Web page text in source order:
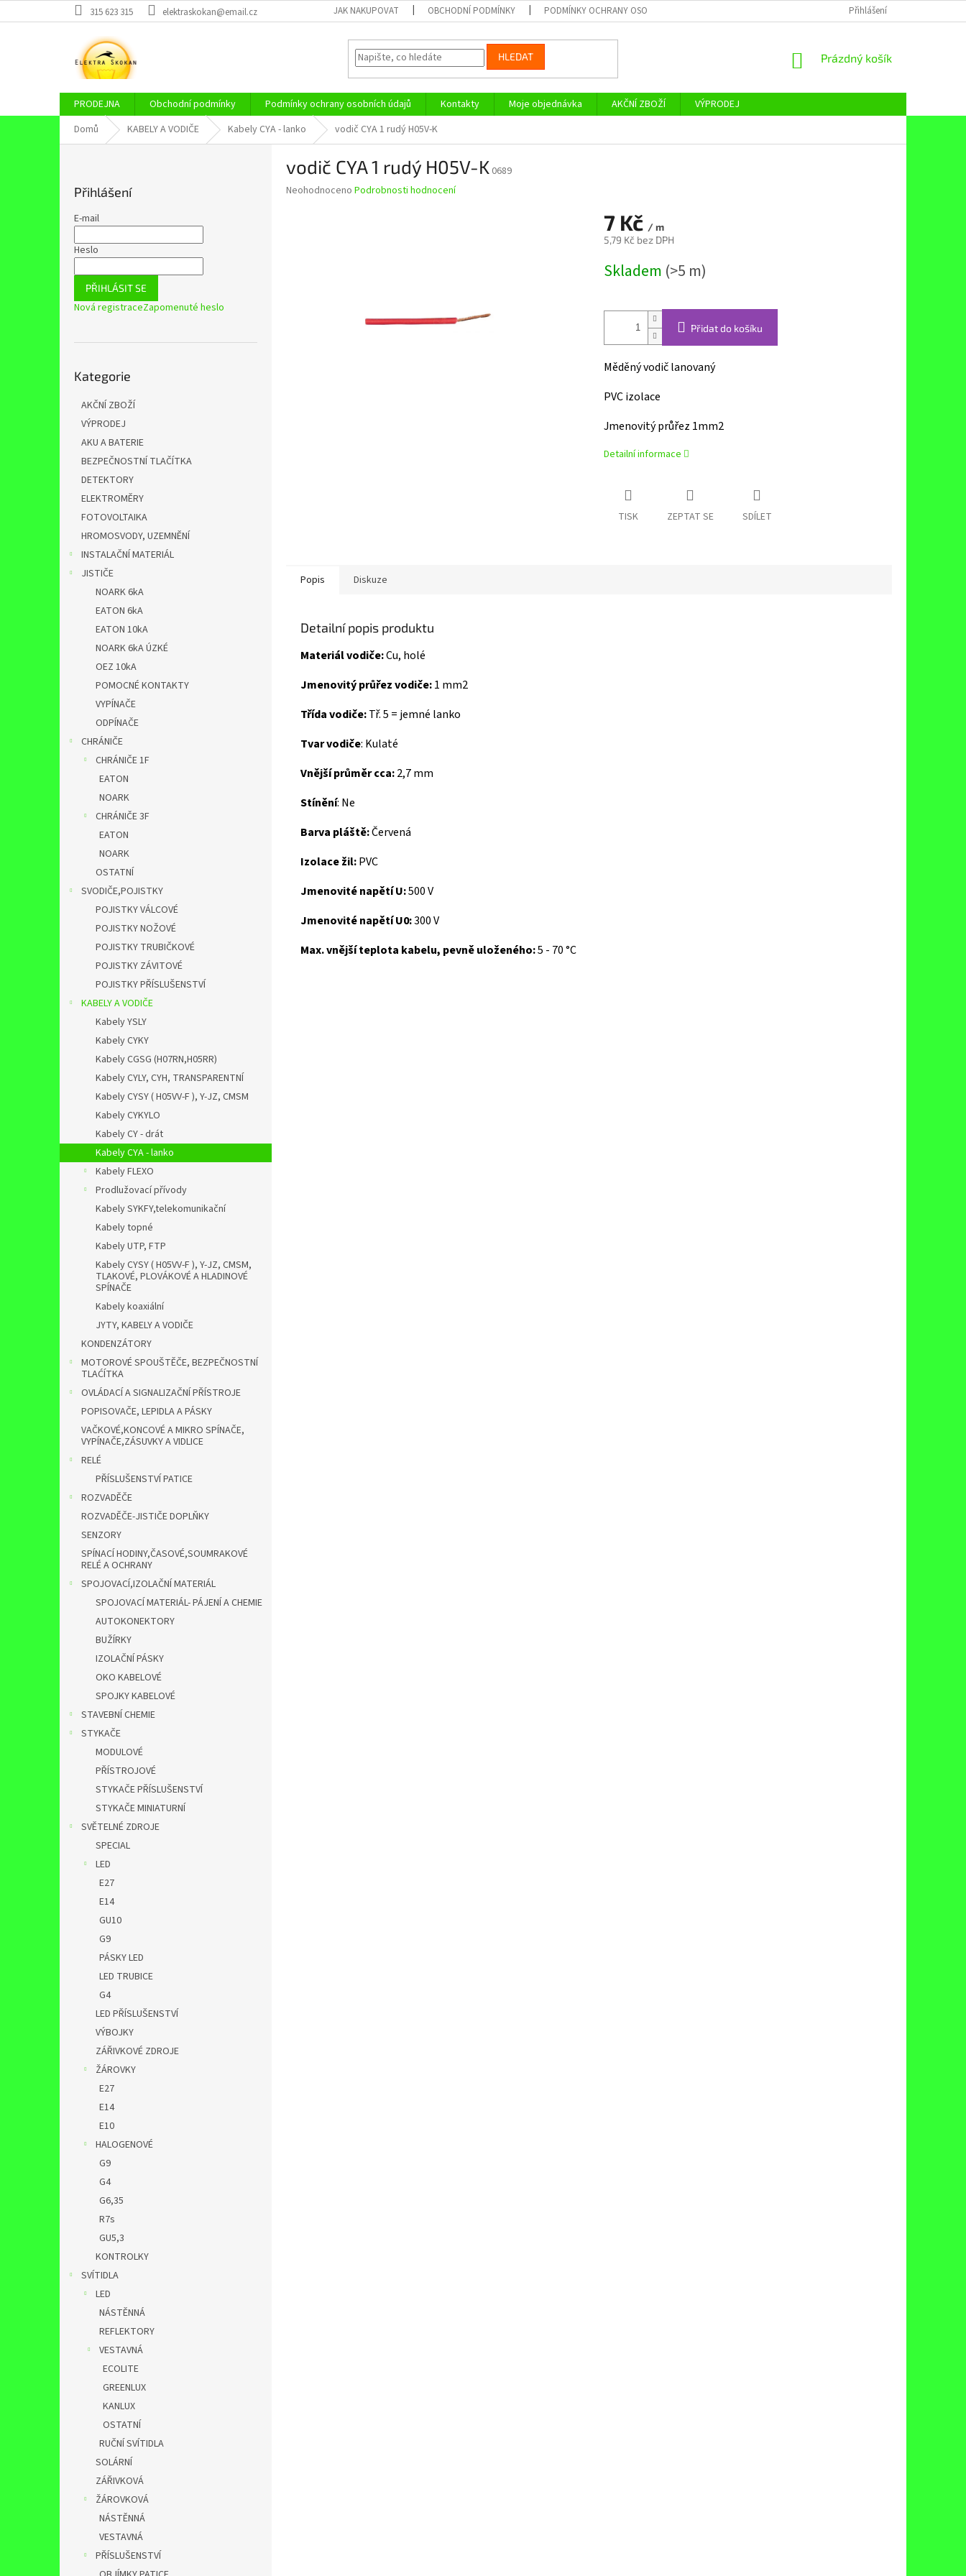
na
315 623 315 elektraskokan@email.cz JAK NAKUPOVAT OBCHODNÍ PODMÍNKY PODMÍNKY OCHRANY OSOBNÍCH ÚDAJŮ Přihlášení
HLEDAT
NÁKUPNÍ
Prázdný košík
PRODEJNA Obchodní podmínky Podmínky ochrany osobních údajů Kontakty Moje objednávka AKČNÍ ZBOŽÍ
VÝPRODEJ
Domů
KABELY A VODIČE Kabely CYA - lanko vodič CYA 1 rudý H05V-K
Přihlášení
E-mail
Heslo
PŘIHLÁSIT SE
Nová registraceZapomenuté heslo
kategorie
Kategorie
AKČNÍ ZBOŽÍ
VÝPRODEJ
AKU A BATERIE
BEZPEČNOSTNÍ TLAČÍTKA
DETEKTORY
ELEKTROMĚRY
FOTOVOLTAIKA
HROMOSVODY, UZEMNĚNÍ
INSTALAČNÍ MATERIÁL
JISTIČE
NOARK 6kA
EATON 6kA
EATON 10kA
NOARK 6kA ÚZKÉ
OEZ 10kA
POMOCNÉ KONTAKTY
VYPÍNAČE
ODPÍNAČE
CHRÁNIČE
CHRÁNIČE 1F
EATON
NOARK
CHRÁNIČE 3F
EATON
NOARK
OSTATNÍ
SVODIČE,POJISTKY
POJISTKY VÁLCOVÉ
POJISTKY NOŽOVÉ
POJISTKY TRUBIČKOVÉ
POJISTKY ZÁVITOVÉ
POJISTKY PŘÍSLUŠENSTVÍ
KABELY A VODIČE
Kabely YSLY
Kabely CYKY
Kabely CGSG (H07RN,H05RR)
Kabely CYLY, CYH, TRANSPARENTNÍ
Kabely CYSY ( H05VV-F ), Y-JZ, CMSM
Kabely CYKYLO
Kabely CY - drát
Kabely CYA - lanko
Kabely FLEXO
Prodlužovací přívody
Kabely SYKFY,telekomunikační
Kabely topné
Kabely UTP, FTP
Kabely CYSY ( H05VV-F ), Y-JZ, CMSM,
TLAKOVÉ, PLOVÁKOVÉ A HLADINOVÉ
SPÍNAČE
Kabely koaxiální
JYTY, KABELY A VODIČE
KONDENZÁTORY
MOTOROVÉ SPOUŠTĚČE, BEZPEČNOSTNÍ
TLAĆÍTKA
OVLÁDACÍ A SIGNALIZAČNÍ PŘÍSTROJE
POPISOVAČE, LEPIDLA A PÁSKY
VAČKOVÉ,KONCOVÉ A MIKRO SPÍNAČE,
VYPÍNAČE,ZÁSUVKY A VIDLICE
RELÉ
PŘÍSLUŠENSTVÍ PATICE
ROZVADĚČE
ROZVADĚČE-JISTIČE DOPLŇKY
SENZORY
SPÍNACÍ HODINY,ČASOVÉ,SOUMRAKOVÉ
RELÉ A OCHRANY
SPOJOVACÍ,IZOLAČNÍ MATERIÁL
SPOJOVACÍ MATERIÁL- PÁJENÍ A CHEMIE
AUTOKONEKTORY
BUŽÍRKY
IZOLAČNÍ PÁSKY
OKO KABELOVÉ
SPOJKY KABELOVÉ
STAVEBNÍ CHEMIE
STYKAČE
MODULOVÉ
PŘÍSTROJOVÉ
STYKAČE PŘÍSLUŠENSTVÍ
STYKAČE MINIATURNÍ
SVĚTELNÉ ZDROJE
SPECIAL
LED
E27
E14
GU10
G9
PÁSKY LED
LED TRUBICE
G4
LED PŘÍSLUŠENSTVÍ
VÝBOJKY
ZÁŘIVKOVÉ ZDROJE
ŽÁROVKY
E27
E14
E10
HALOGENOVÉ
G9
G4
G6,35
R7s
GU5,3
KONTROLKY
SVÍTIDLA
LED
NÁSTĚNNÁ
REFLEKTORY
VESTAVNÁ
ECOLITE
GREENLUX
KANLUX
OSTATNÍ
RUČNÍ SVÍTIDLA
SOLÁRNÍ
ZÁŘIVKOVÁ
ŽÁROVKOVÁ
NÁSTĚNNÁ
VESTAVNÁ
PŘÍSLUŠENSTVÍ
vodič CYA 1 rudý H05V-K 0689
Průměrné
Neohodnoceno Podrobnosti hodnocení
7 Kč / m
5,79 Kč bez DPH
cena:
Skladem (>5 m)
Přidat do košíku
Měděný vodič lanovaný
PVC izolace
Jmenovitý průřez 1mm2
Detailní informace
TISK ZEPTAT SE SDÍLET
Popis Diskuze
Detailní popis produktu
Materiál vodiče:Cu, holé
Jmenovitý průřez vodiče:1 mm2
Třída vodiče:Tř. 5 = jemné lanko
Tvar vodiče: Kulaté
Vnější průměr cca:2,7 mm
Stínění: Ne
Barva pláště:Červená
Izolace žil:PVC
Jmenovité napětí U:500 V
Jmenovité napětí U0:300 V
Max. vnější teplota kabelu, pevně uloženého:5 - 70 °C